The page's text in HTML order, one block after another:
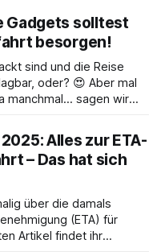
Gadgets solltest
besorgen!
sind und die Reise
oder? 😍 Aber mal
manchmal... sagen wir
machen will. Über
Alles zur ETA-
– Das hat sich
über die damals
(ETA) für
Artikel findet ihr